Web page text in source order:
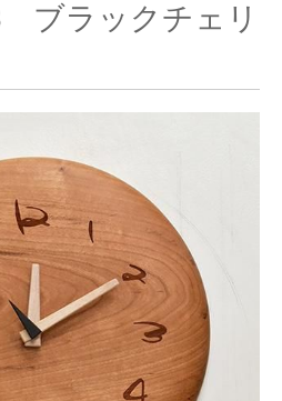
ブラックチェリ